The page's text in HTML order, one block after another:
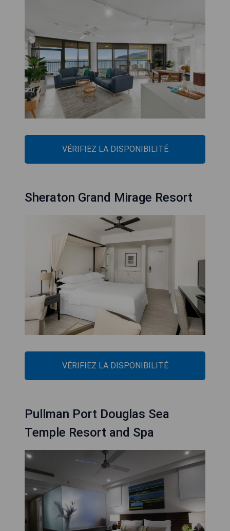
VÉRIFIEZ LA DISPONIBILITÉ
Sheraton Grand Mirage Resort
VÉRIFIEZ LA DISPONIBILITÉ
Pullman Port Douglas Sea
Temple Resort and Spa